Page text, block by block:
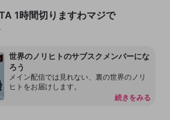
1時間切りますわマジで
世界のノリヒトのサブスクメンバーにな
ろう
メイン配信では見れない、裏の世界のノリ
ヒトをお届けします。
続きをみる